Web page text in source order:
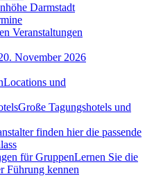
Darmstadt
Veranstaltungen
November 2026
Locations und
Große Tagungshotels und
finden hier die passende
für GruppenLernen Sie die
Führung kennen